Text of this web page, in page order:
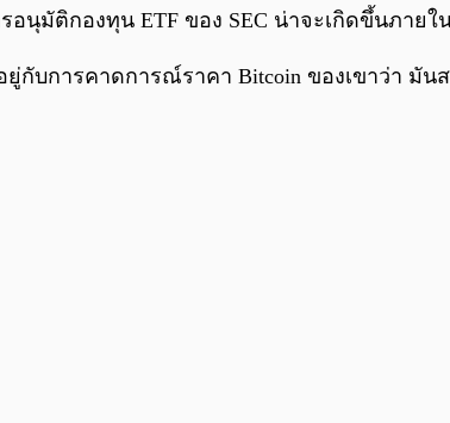
อนุมัติกองทุน ETF ของ SEC น่าจะเกิดขึ้นภา
บการคาดการณ์ราคา Bitcoin ของเขาว่า มันส